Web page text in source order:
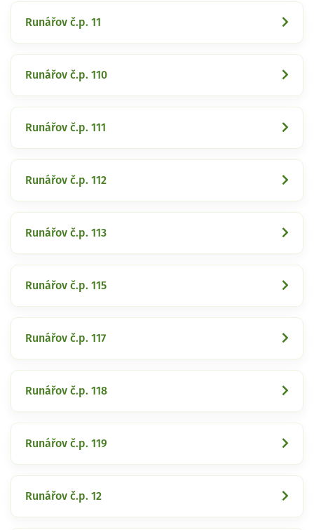
Runářov č.p. 11
Runářov č.p. 110
Runářov č.p. 111
Runářov č.p. 112
Runářov č.p. 113
Runářov č.p. 115
Runářov č.p. 117
Runářov č.p. 118
Runářov č.p. 119
Runářov č.p. 12